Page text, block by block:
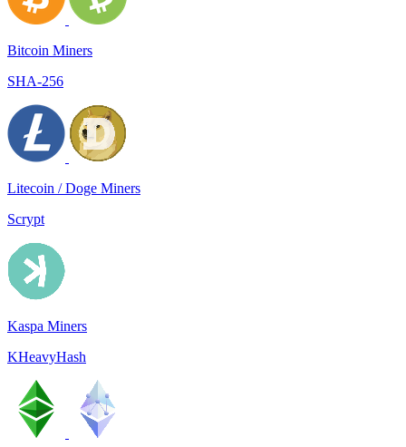
Bitcoin Miners
SHA-256
Litecoin / Doge Miners
Scrypt
Kaspa Miners
KHeavyHash